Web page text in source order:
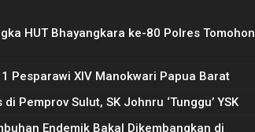
HUT Bhayangkara ke-80 Polres Tomohon
Pesparawi XIV Manokwari Papua Barat
Pemprov Sulut, SK Johnru ‘Tunggu’ YSK
Endemik Bakal Dikembangkan di